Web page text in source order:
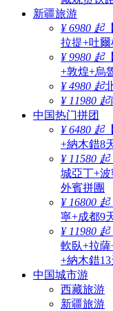
新疆旅游
¥ 6980 起
拉提+吐
¥ 9980 起
+敦煌+烏
¥ 4980 起
¥ 11980 起
中国热门拼团
¥ 6480 起
+納木錯8
¥ 11580 起
城亞丁+
外賓拼團
¥ 16800 起
寧+成都9
¥ 11980 起
軟臥+拉
+納木錯
中国城市游
西藏旅游
新疆旅游